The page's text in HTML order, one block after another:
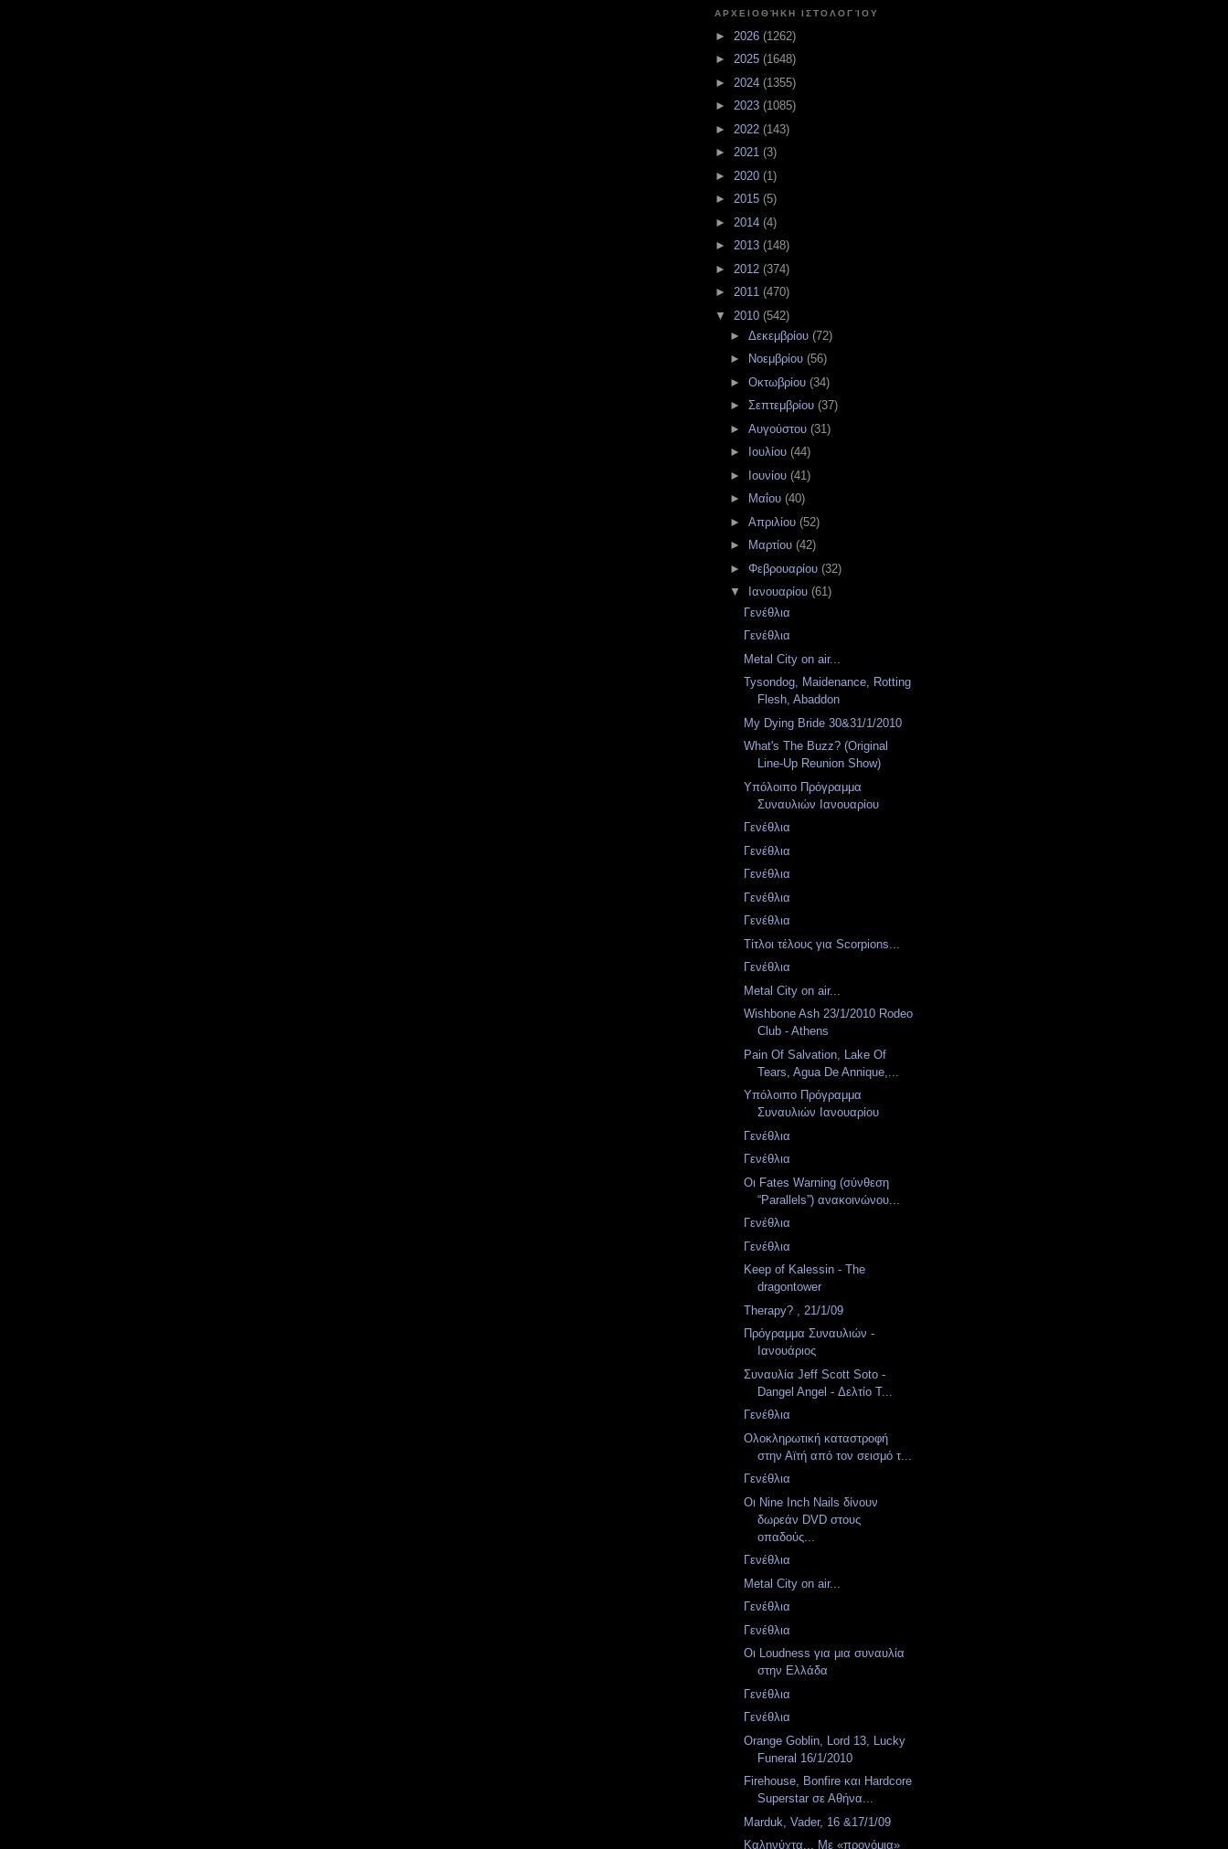
ΑΡΧΕΙΟΘΉΚΗ ΙΣΤΟΛΟΓΊΟΥ
► 2026 (1262)
► 2025 (1648)
► 2024 (1355)
► 2023 (1085)
► 2022 (143)
► 2021 (3)
► 2020 (1)
► 2015 (5)
► 2014 (4)
► 2013 (148)
► 2012 (374)
► 2011 (470)
▼ 2010 (542)
► Δεκεμβρίου (72)
►
Νοεμβρίου (56)
► Οκτωβρίου (34)
► Σεπτεμβρίου (37)
► Αυγούστου (31)
►
Ιουλίου (44)
►
Ιουνίου (41)
►
Μαΐου (40)
► Απριλίου (52)
►
Μαρτίου (42)
► Φεβρουαρίου (32)
▼
Ιανουαρίου (61)
Γενέθλια
Γενέθλια
Metal City on air...
Tysondog, Maidenance, Rotting
Flesh, Abaddon
My Dying Bride 30&31/1/2010
What's The Buzz? (Original
Line-Up Reunion Show)
Υπόλοιπο Πρόγραμμα
Συναυλιών Ιανουαρίου
Γενέθλια
Γενέθλια
Γενέθλια
Γενέθλια
Γενέθλια
Τίτλοι τέλους για Scorpions...
Γενέθλια
Metal City on air...
Wishbone Ash 23/1/2010 Rodeo
Club - Athens
Pain Of Salvation, Lake Of
Tears, Agua De Annique,...
Υπόλοιπο Πρόγραμμα
Συναυλιών Ιανουαρίου
Γενέθλια
Γενέθλια
Οι Fates Warning (σύνθεση
“Parallels”) ανακοινώνου...
Γενέθλια
Γενέθλια
Keep of Kalessin - The
dragontower
Therapy? , 21/1/09
Πρόγραμμα Συναυλιών -
Ιανουάριος
Συναυλία Jeff Scott Soto -
Dangel Angel - Δελτίο Τ...
Γενέθλια
Ολοκληρωτική καταστροφή
στην Αϊτή από τον σεισμό τ...
Γενέθλια
Οι Nine Inch Nails δίνουν
δωρεάν DVD στους
οπαδούς...
Γενέθλια
Metal City on air...
Γενέθλια
Γενέθλια
Οι Loudness για μια συναυλία
στην Ελλάδα
Γενέθλια
Γενέθλια
Orange Goblin, Lord 13, Lucky
Funeral 16/1/2010
Firehouse, Bonfire και Hardcore
Superstar σε Αθήνα...
Marduk, Vader, 16 &17/1/09
Καληνύχτα... Με «προνόμια»